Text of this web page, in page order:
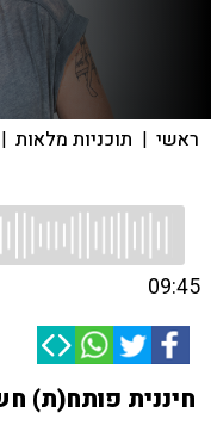
ראשי | תוכניות מלאות |
09:45
חיננית פותח(ת)